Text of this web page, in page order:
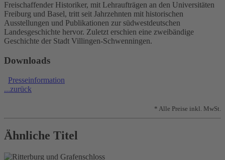
Freischaffender Historiker, mit Lehraufträgen an den Universitäten
Freiburg und Basel, tritt seit Jahrzehnten mit historischen
Ausstellungen und Publikationen zur südwestdeutschen
Landesgeschichte hervor. Zuletzt erschien eine zweibändige
Geschichte der Stadt Villingen-Schwenningen.
Downloads
Presseinformation
...zurück
* Alle Preise inkl. MwSt.
Ähnliche Titel